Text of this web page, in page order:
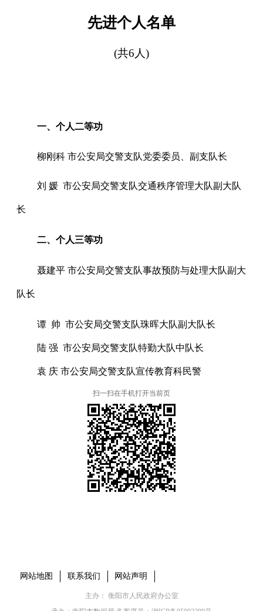
先进个人名单
(共6人)
一、个人二等功
柳刚科 市公安局交警支队党委委员、副支队长
刘 媛 市公安局交警支队交通秩序管理大队副大队
长
二、个人三等功
聂建平 市公安局交警支队事故预防与处理大队副大
队长
谭 帅 市公安局交警支队珠晖大队副大队长
陆 强 市公安局交警支队特勤大队中队长
袁 庆 市公安局交警支队宣传教育科民警
扫一扫在手机打开当前页
网站地图 联系我们 网站声明
主办： 衡阳市人民政府办公室